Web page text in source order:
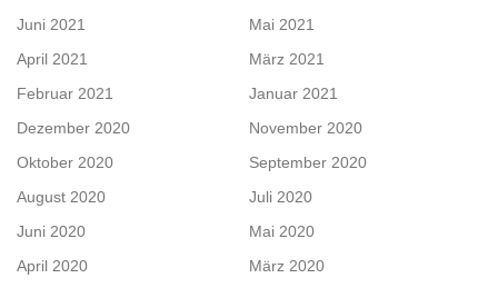
Juni 2021
Mai 2021
April 2021
März 2021
Februar 2021
Januar 2021
Dezember 2020
November 2020
Oktober 2020
September 2020
August 2020
Juli 2020
Juni 2020
Mai 2020
April 2020
März 2020